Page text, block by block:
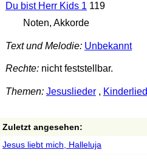
Du bist Herr Kids 1 119
Noten, Akkorde
Text und Melodie: Unbekannt
Rechte:nicht feststellbar.
Themen: Jesuslieder, Kinderlied
Zuletzt angesehen:
Jesus liebt mich, Halleluja